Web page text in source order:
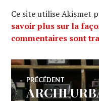
Ce site utilise Akismet
savoir plus sur la
commentaires sont
PRÉCÉDENT
Article
ARCHI